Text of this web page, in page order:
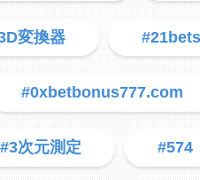
変換器 #21bets
#0xbetbonus777.com
#3次元測定 #574